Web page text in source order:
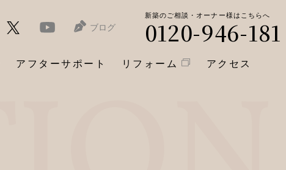
ブログ
新築のご相談・オーナー様はこちらへ
0120-946-181
アフターサポート リフォーム アクセス